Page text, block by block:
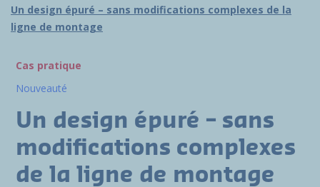
Un design épuré – sans modifications complexes de la
ligne de montage
Cas pratique
Nouveauté
Un design épuré – sans
modifications complexes
de la ligne de montage